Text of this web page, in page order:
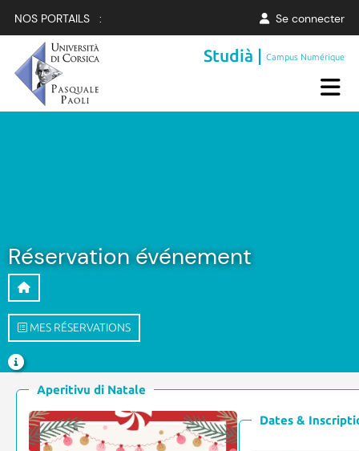
NOS PORTAILS : Se connecter
Studià |Campus Numérique
Réservation événement
MES RÉSERVATIONS
Aperitivu di Natale
Dates &